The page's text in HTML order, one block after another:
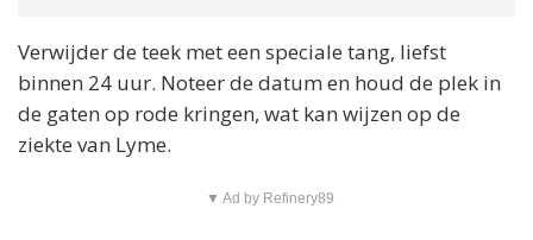
Verwijder de teek met een speciale tang, liefst
binnen 24 uur. Noteer de datum en houd de plek in
de gaten op rode kringen, wat kan wijzen op de
ziekte van Lyme.
▼ Ad by Refinery89